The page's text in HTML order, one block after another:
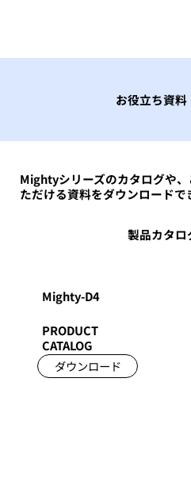
お役立ち資料
Mightyシリーズのカタログや
ただける資料をダウンロードで
製品カタロ
Mighty-D4
PRODUCT
CATALOG
ダウンロード